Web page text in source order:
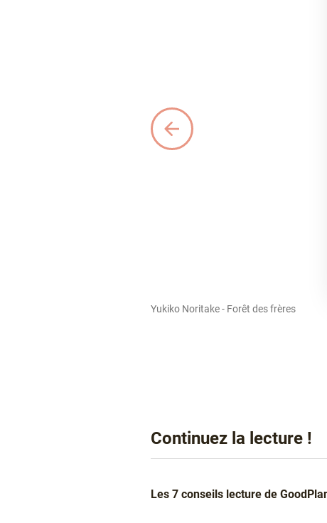
Yukiko Noritake - Forêt des frères
Continuez la lecture !
Les 7 conseils lecture de